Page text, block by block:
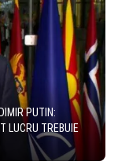
PUTIN:
LUCRU TREBUIE